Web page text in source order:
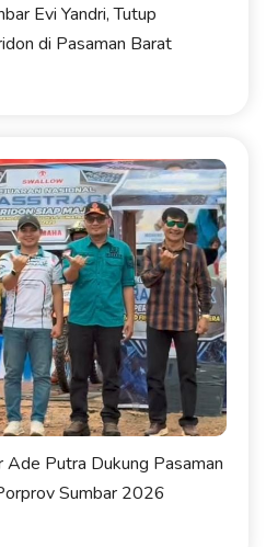
Evi Yandri, Tutup
di Pasaman Barat
Putra Dukung Pasaman
Sumbar 2026